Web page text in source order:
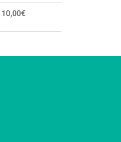
10,00€